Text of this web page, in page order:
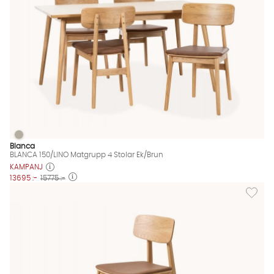
BLANCA 150/LINO Matgrupp 4 Stolar Ek/Brun Finns även i
BLANCA 150/LINO Matgrupp 4 Stolar Ek/Brun
Blanca
BLANCA 150/LINO Matgrupp 4 Stolar Ek/Brun
KAMPANJ
13695 :- 15775 :-
Lägg